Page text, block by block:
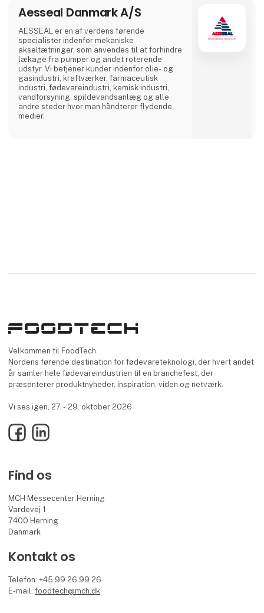
Aesseal Danmark A/S
AESSEAL er en af verdens førende
specialister indenfor mekaniske
akseltætninger, som anvendes til at forhindre
lækage fra pumper og andet roterende
udstyr. Vi betjener kunder indenfor olie- og
gasindustri, kraftværker, farmaceutisk
industri, fødevareindustri, kemisk industri,
vandforsyning, spildevandsanlæg og alle
andre steder hvor man håndterer flydende
medier.
Velkommen til FoodTech.
Nordens førende destination for fødevareteknologi, der hvert andet
år samler hele fødevareindustrien til en branchefest, der
præsenterer produktnyheder, inspiration, viden og netværk.
Vi ses igen, 27. - 29. oktober 2026
FacebookLinkedIn
Find os
MCH Messecenter Herning
Vardevej 1
7400 Herning
Danmark
Kontakt os
Telefon: +45 99 26 99 26
E-mail:foodtech@mch.dk